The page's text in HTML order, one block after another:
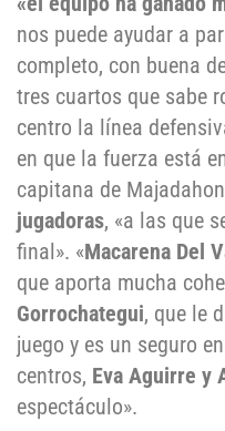
nos puede ayudar a
completo, con buena
tres cuartos que sabe
centro la línea
en que la fuerza está
capitana de
jugadoras, «a las que
final». «Macarena Del
que aporta mucha
Gorrochategui, que le
juego y es un seguro
centros, Eva Aguirre y
espectáculo».